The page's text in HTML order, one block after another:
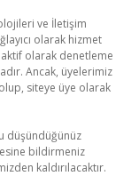
ve İletişim
olarak hizmet
olarak denetleme
Ancak, üyelerimiz
siteye üye olarak
düşündüğünüz
bildirmeniz
kaldırılacaktır.